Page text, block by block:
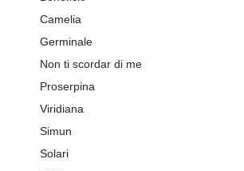
Camelia
Germinale
Non ti scordar di me
Proserpina
Viridiana
Simun
Solari